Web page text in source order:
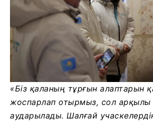
«Біз қаланың тұрғын алаптарын
жоспарлап отырмыз, сол арқылы
аударылады. Шалғай